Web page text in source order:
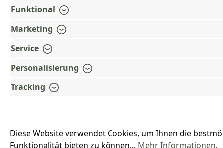
Funktional
Marketing
Service
Personalisierung
Tracking
Diese Website verwendet Cookies, um Ihnen die
Funktionalität bieten zu können... Mehr Informationen.